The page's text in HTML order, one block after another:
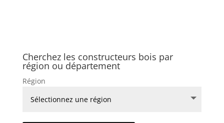
Cherchez les constructeurs bois par
région ou département
Région